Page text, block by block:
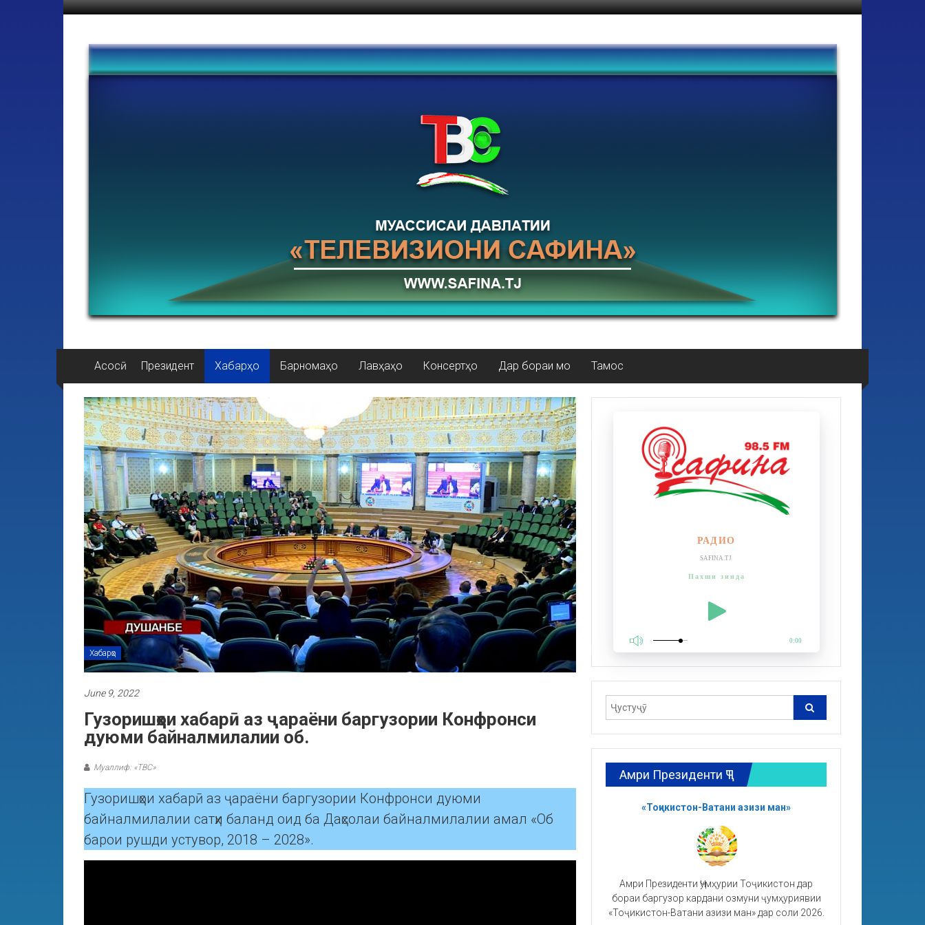
Асосӣ Президент Хабарҳо Барномаҳо Лавҳаҳо Консертҳо Дар бораи мо Тамос
Хабарҳо
June 9, 2022
Гузоришҳои хабарӣ аз ҷараёни баргузории Конфронси
дуюми байналмилалии об.
Муаллиф: «ТВС»
Гузоришҳои хабарӣ аз ҷараёни баргузории Конфронси дуюми
байналмилалии сатҳи баланд оид ба Даҳсолаи байналмилалии амал «Об
барои рушди устувор, 2018 – 2028».
РАДИО
SAFINA.TJ
Пахши зинда
0:00
Амри Президенти ҶТ
«Тоҷикистон-Ватани азизи ман»
Амри Президенти Ҷумҳурии Тоҷикистон дар
бораи баргузор кардани озмуни ҷумҳуриявии
«Тоҷикистон-Ватани азизи ман» дар соли 2026.